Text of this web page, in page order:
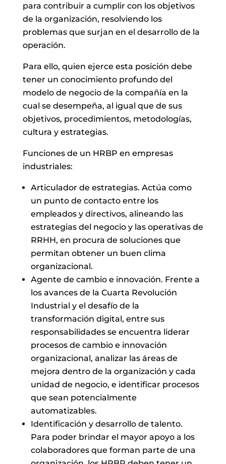
para contribuir a cumplir con los objetivos
de la organización, resolviendo los
problemas que surjan en el desarrollo de la
operación.
Para ello, quien ejerce esta posición debe
tener un conocimiento profundo del
modelo de negocio de la compañía en la
cual se desempeña, al igual que de sus
objetivos, procedimientos, metodologías,
cultura y estrategias.
Funciones de un HRBP en empresas
industriales:
Articulador de estrategias. Actúa como
un punto de contacto entre los
empleados y directivos, alineando las
estrategias del negocio y las operativas de
RRHH, en procura de soluciones que
permitan obtener un buen clima
organizacional.
Agente de cambio e innovación. Frente a
los avances de la Cuarta Revolución
Industrial y el desafío de la
transformación digital, entre sus
responsabilidades se encuentra liderar
procesos de cambio e innovación
organizacional, analizar las áreas de
mejora dentro de la organización y cada
unidad de negocio, e identificar procesos
que sean potencialmente
automatizables.
Identificación y desarrollo de talento.
Para poder brindar el mayor apoyo a los
colaboradores que forman parte de una